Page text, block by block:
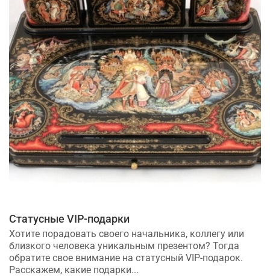
Статусные VIP-подарки
Хотите порадовать своего начальника, коллегу или
близкого человека уникальным презентом? Тогда
обратите свое внимание на статусный VIP-подарок.
Расскажем, какие подарки...